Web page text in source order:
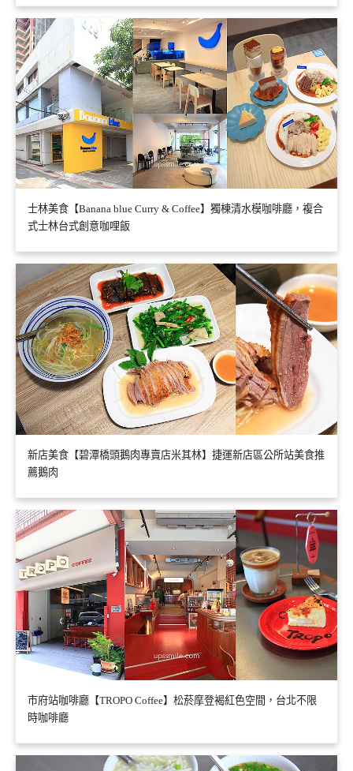
士林美食【Banana blue Curry & Coffee】獨棟清水模咖啡廳，複合
式士林台式創意咖哩飯
新店美食【碧潭橋頭鵝肉專賣店米其林】捷運新店區公所站美食推
薦鵝肉
市府站咖啡廳【TROPO Coffee】松菸摩登褐紅色空間，台北不限
時咖啡廳